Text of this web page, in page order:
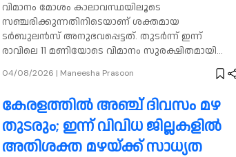
വിമാനം മോശം കാലാവസ്ഥയിലൂടെ
സഞ്ചരിക്കുന്നതിനിടെയാണ് ശക്തമായ
ടർബുലൻസ് അനുഭവപ്പെട്ടത്. തുടർന്ന് ഇന്ന്
രാവിലെ 11 മണിയോടെ വിമാനം സുരക്ഷിതമായി
04/08/2026 | Maneesha Prasoon
കേരളത്തിൽ അഞ്ച് ദിവസം മഴ
തുടരും; ഇന്ന് വിവിധ ജില്ലകളിൽ
അതിശക്ത മഴയ്ക്ക് സാധ്യത